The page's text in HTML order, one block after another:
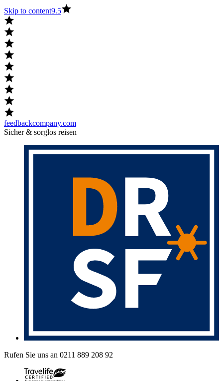
Skip to content9.5
feedbackcompany.com
Sicher & sorglos reisen
Rufen Sie uns an 0211 889 208 92